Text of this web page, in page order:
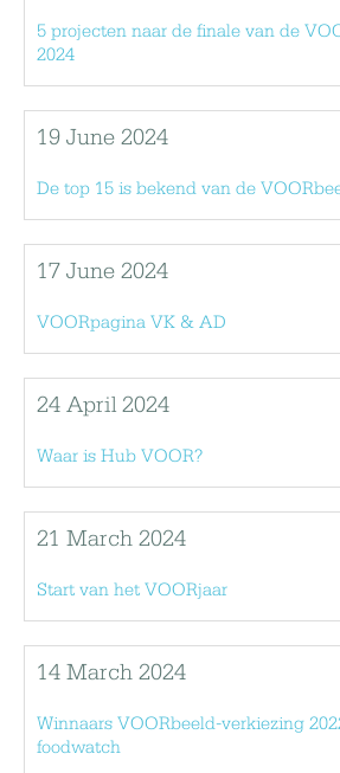
5 projecten naar de finale van de
2024
19 June 2024
De top 15 is bekend van de
17 June 2024
VOORpagina VK & AD
24 April 2024
Waar is Hub VOOR?
21 March 2024
Start van het VOORjaar
14 March 2024
Winnaars VOORbeeld-verkiezing
foodwatch